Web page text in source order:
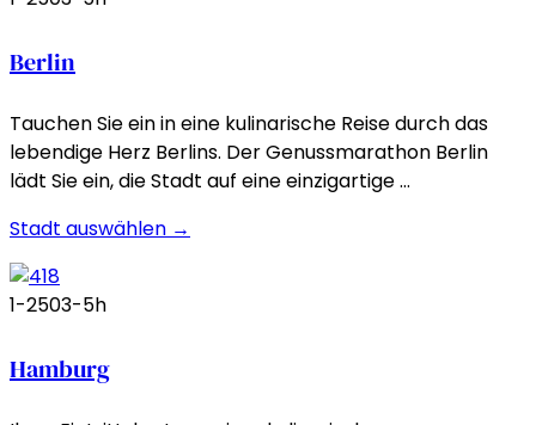
Berlin
Tauchen Sie ein in eine kulinarische Reise durch das
lebendige Herz Berlins. Der Genussmarathon Berlin
lädt Sie ein, die Stadt auf eine einzigartige …
Stadt auswählen →
1-2503-5h
Hamburg